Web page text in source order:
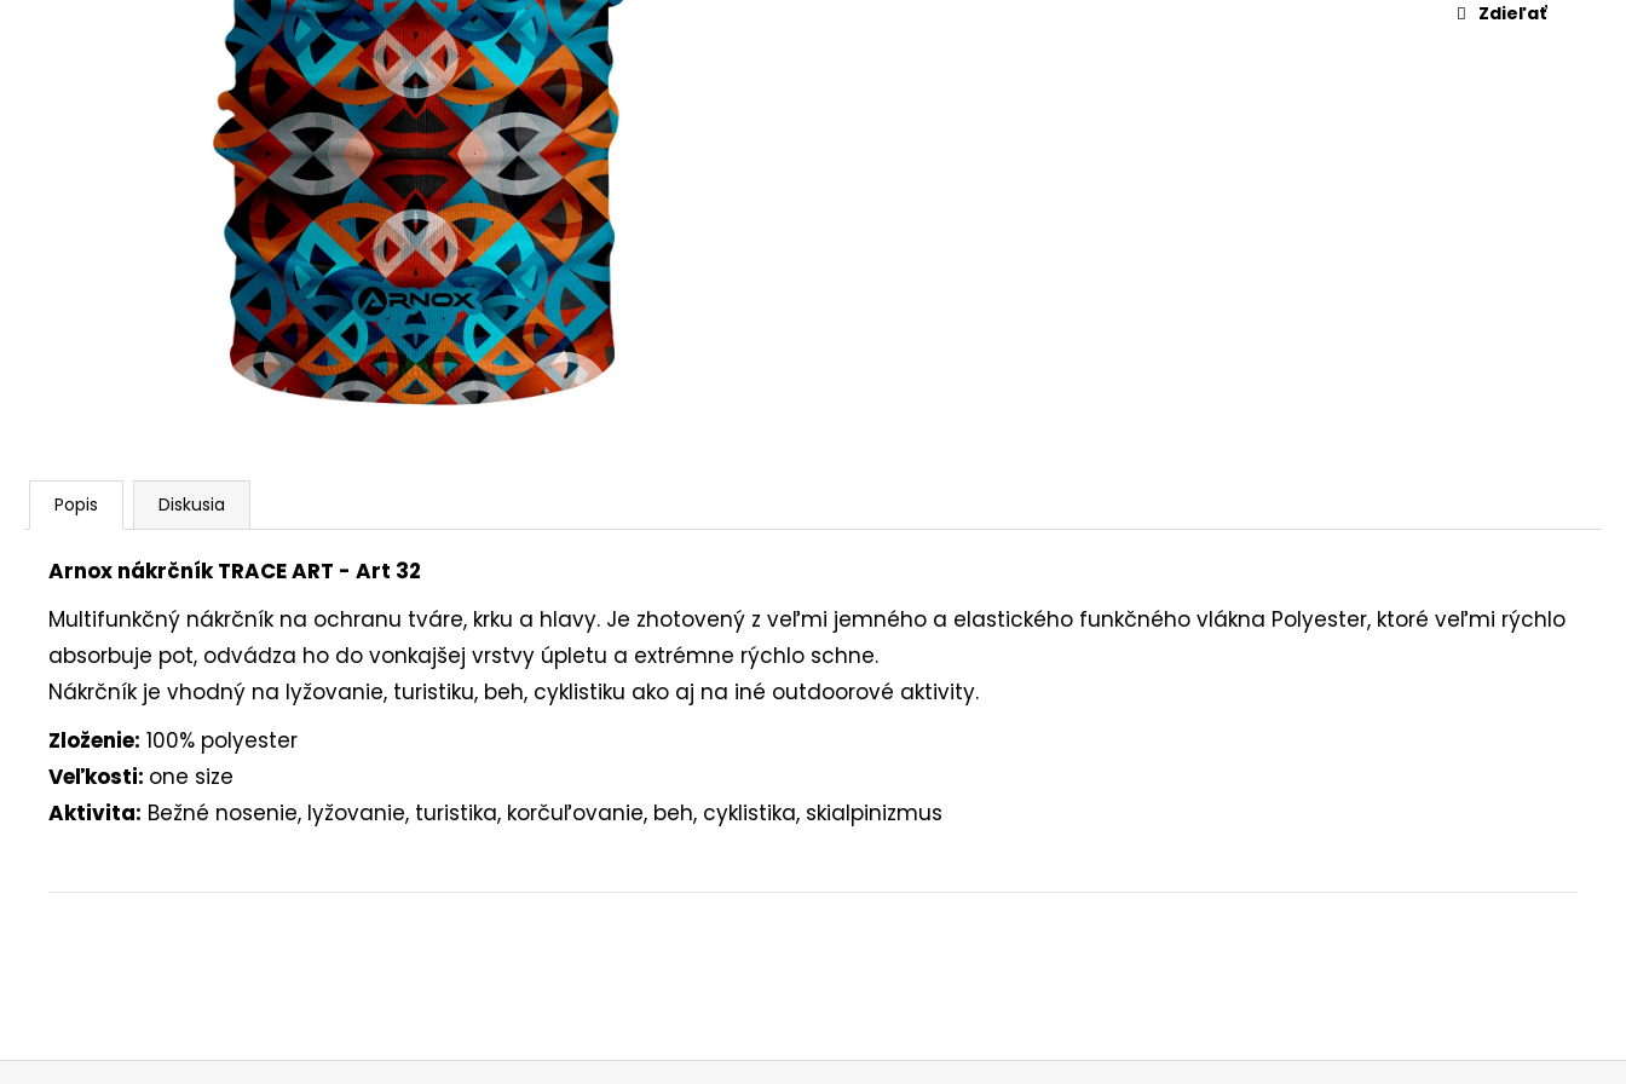
Zdieľať
Popis Diskusia
Arnox nákrčník TRACE ART - Art 32
Multifunkčný nákrčník na ochranu tváre, krku a hlavy. Je zhotovený z veľmi jemného a elastického funkčného vlákna Polyester, ktoré veľmi rýchlo
absorbuje pot, odvádza ho do vonkajšej vrstvy úpletu a extrémne rýchlo schne.
Nákrčník je vhodný na lyžovanie, turistiku, beh, cyklistiku ako aj na iné outdoorové aktivity.
Zloženie: 100% polyester
Veľkosti: one size
Aktivita: Bežné nosenie, lyžovanie, turistika, korčuľovanie, beh, cyklistika, skialpinizmus
Z